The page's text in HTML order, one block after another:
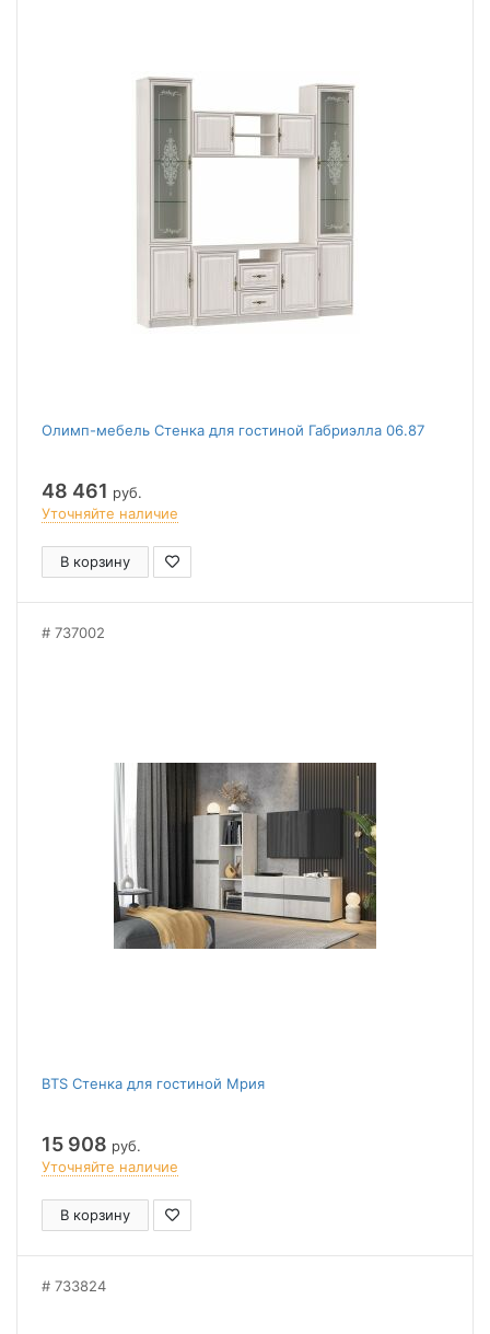
Олимп-мебель Стенка для гостиной Габриэлла 06.87
48 461 руб.
Уточняйте наличие
В корзину
737002
BTS Стенка для гостиной Мрия
15 908 руб.
Уточняйте наличие
В корзину
733824